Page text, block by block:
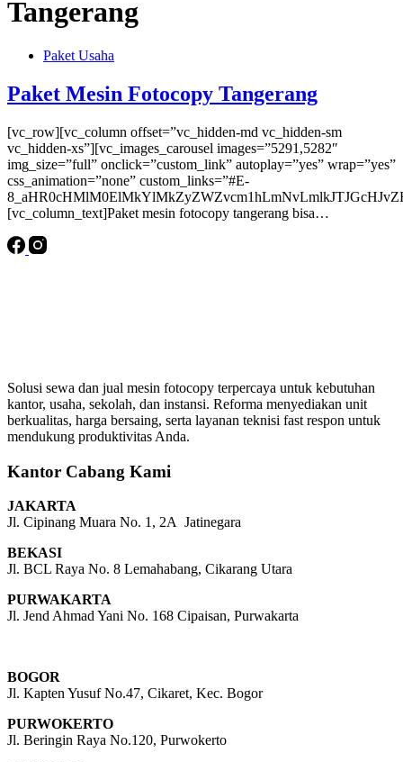
Tangerang
Paket Usaha
Paket Mesin Fotocopy Tangerang
[vc_row][vc_column offset=”vc_hidden-md vc_hidden-sm
vc_hidden-xs”][vc_images_carousel images=”5291,5282″
img_size=”full” onclick=”custom_link” autoplay=”yes” wrap=”yes”
css_animation=”none” custom_links=”#E-
[vc_column_text]Paket mesin fotocopy tangerang bisa…
Solusi sewa dan jual mesin fotocopy terpercaya untuk kebutuhan
kantor, usaha, sekolah, dan instansi. Reforma menyediakan unit
berkualitas, harga bersaing, serta layanan teknisi fast respon untuk
mendukung produktivitas Anda.
Kantor Cabang Kami
JAKARTA
Jl. Cipinang Muara No. 1, 2A Jatinegara
BEKASI
Jl. BCL Raya No. 8 Lemahabang, Cikarang Utara
PURWAKARTA
Jl. Jend Ahmad Yani No. 168 Cipaisan, Purwakarta
BOGOR
Jl. Kapten Yusuf No.47, Cikaret, Kec. Bogor
PURWOKERTO
Jl. Beringin Raya No.120, Purwokerto